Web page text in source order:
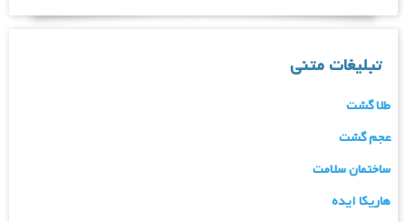
تبلیغات متنی
طلا گشت
عجم گشت
ساختمان سلامت
هاریکا ایده